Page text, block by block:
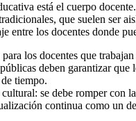
está el cuerpo
que suelen ser
entre los docentes donde
los docentes que
deben garantizar que
tiempo.
se debe romper con
continua como un